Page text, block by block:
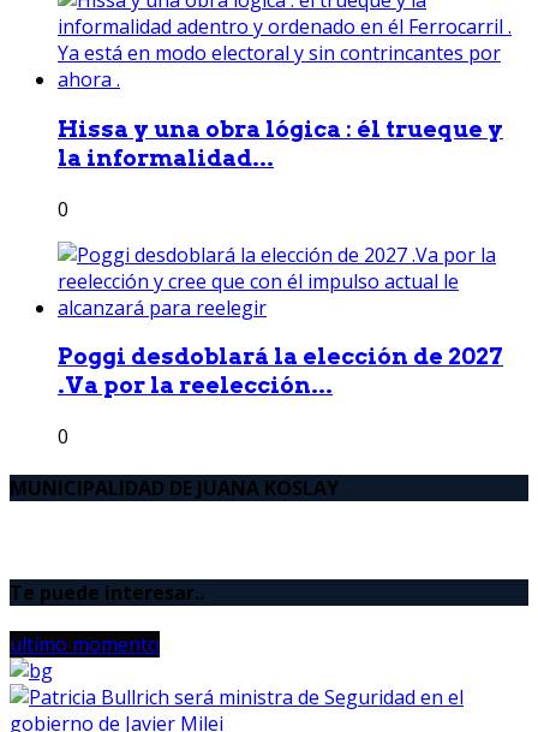
Hissa y una obra lógica : él trueque y
la informalidad...
0
Poggi desdoblará la elección de 2027
.Va por la reelección...
0
MUNICIPALIDAD DE JUANA KOSLAY
Te puede interesar..
ultimo momento